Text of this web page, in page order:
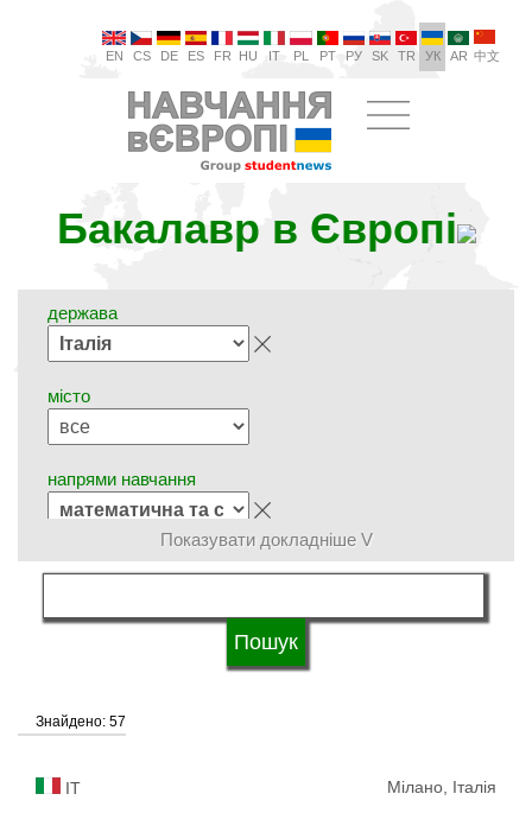
EN CS DE ES FR HU IT PL PT РУ SK TR УК AR 中文
Бакалавр в Європі
держава
місто
напрями навчання
мова навчання
Статус університету
Показувати докладніше V
Знайдено: 57
IT Мілано, Італія